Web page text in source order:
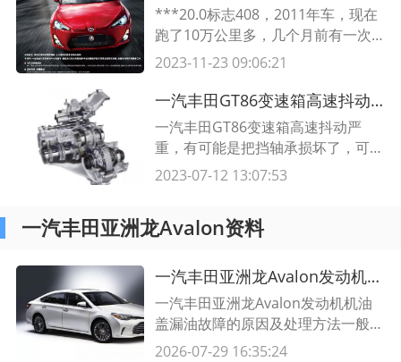
***20.0标志408，2011年车，现在
跑了10万公里多，几个月前有一次
发动机灯报警，怠速发颤，经维修点
三元催化。 更换完毕后，汽车恢复
正常，但一加油门，总有轻微的沙沙
声从驾驶员底下传来，不加油门没有
这声音，虽然不影响驾驶，但总是一
种噪音。 氧传感器故障灯屏蔽器好
2023-11-23 09:06:21
一汽丰田GT86变速箱高速抖动严重,怠速挂档变速箱抖动严重
一汽丰田GT86变速箱高速抖动严
重，有可能是把挡轴承损坏了，可以
在汽车4S店检查一下，由专业人员
2023-07-12 13:07:53
一汽丰田亚洲龙Avalon资料
一汽丰田亚洲龙Avalon发动机机油盖漏油故障,发动机机油泄压漏油怎么回事
一汽丰田亚洲龙Avalon发动机机油
盖漏油故障的原因及处理方法一般情
况下，一汽丰田亚洲龙Avalon发动
2026-07-29 16:35:24